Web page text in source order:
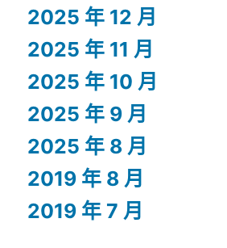
2025 年 12 月
2025 年 11 月
2025 年 10 月
2025 年 9 月
2025 年 8 月
2019 年 8 月
2019 年 7 月